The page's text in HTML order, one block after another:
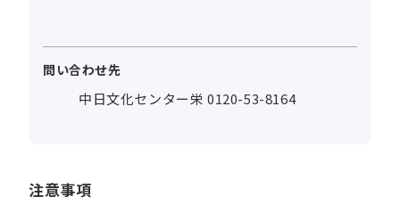
問い合わせ先
中日文化センター栄 0120-53-8164
注意事項